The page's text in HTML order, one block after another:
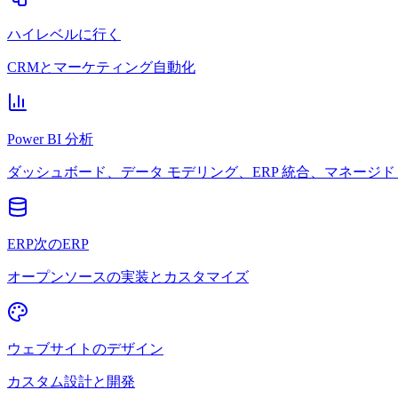
ハイレベルに行く
CRMとマーケティング自動化
Power BI 分析
ダッシュボード、データ モデリング、ERP 統合、マネージド
ERP次のERP
オープンソースの実装とカスタマイズ
ウェブサイトのデザイン
カスタム設計と開発